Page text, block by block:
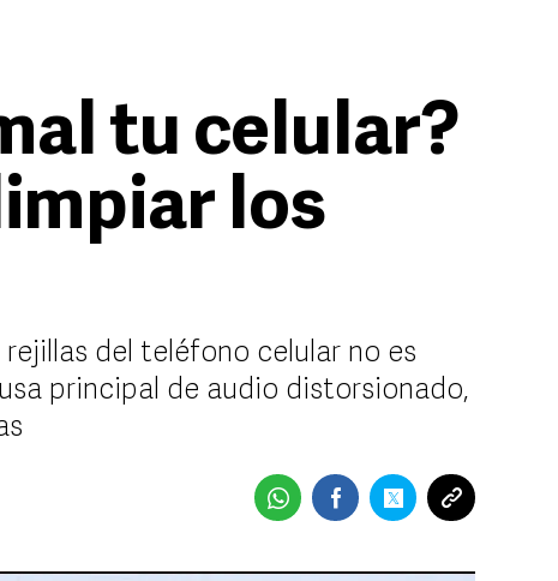
tu celular?
los
del teléfono celular no es
principal de audio distorsionado,